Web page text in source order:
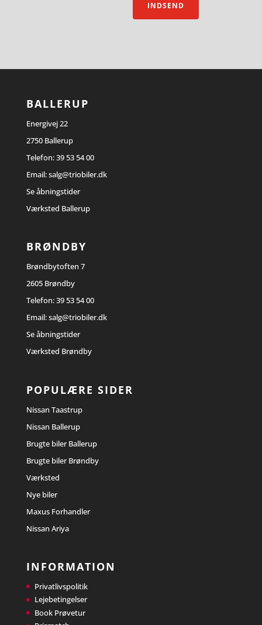
INDSEND
BALLERUP
Energivej 22
2750 Ballerup
Telefon:39 53 54 00
Email:salg@triobiler.dk
Se åbningstider
Værksted Ballerup
BRØNDBY
Brøndbytoften 7
2605 Brøndby
Telefon:39 53 54 00
Email:salg@triobiler.dk
Se åbningstider
Værksted Brøndby
POPULÆRE SIDER
Nissan Taastrup
Nissan Ballerup
Brugte biler Ballerup
Brugte biler Brøndby
Værksted
Nye biler
Maxus Forhandler
Nissan Ariya
INFORMATION
Privatlivspolitik
Lejebetingelser
Book Prøvetur